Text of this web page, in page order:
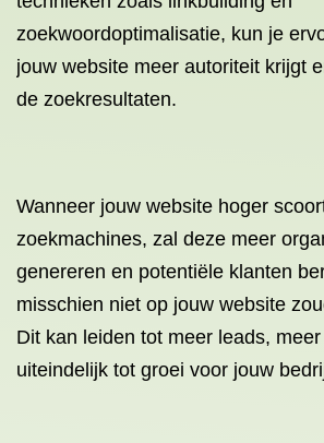
zoekwoordoptimalisatie, kun je
jouw website meer autoriteit krijgt
de zoekresultaten.
Wanneer jouw website hoger
zoekmachines, zal deze meer
genereren en potentiële klanten
misschien niet op jouw website
Dit kan leiden tot meer leads,
uiteindelijk tot groei voor jouw